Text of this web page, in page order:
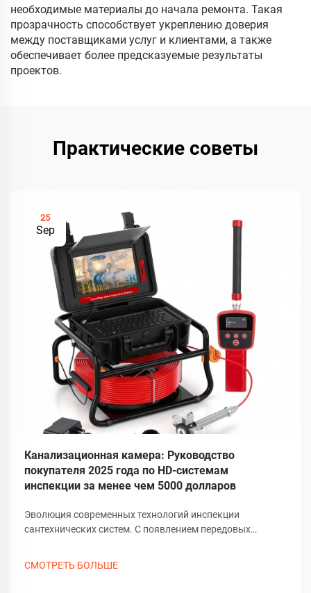
необходимые материалы до начала ремонта. Такая
прозрачность способствует укреплению доверия
между поставщиками услуг и клиентами, а также
обеспечивает более предсказуемые результаты
проектов.
Практические советы
25
Sep
Канализационная камера: Руководство
покупателя 2025 года по HD-системам
инспекции за менее чем 5000 долларов
Эволюция современных технологий инспекции
сантехнических систем. С появлением передовых
СМОТРЕТЬ БОЛЬШЕ